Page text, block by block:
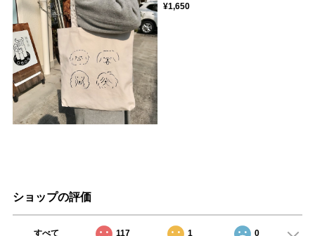
¥1,650
ショップの評価
すべて 117 1 0